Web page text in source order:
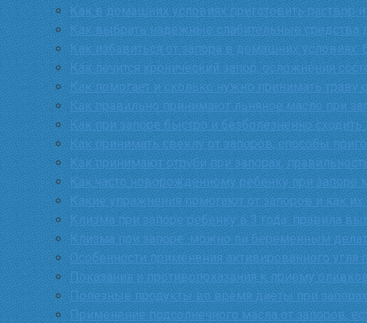
Как в домашних условиях приготовить раствор
Как выбрать надежные слабительные
Как избавиться от запора в домашних условиях:
Как лечится хронический запор, осложнения
Как помогает и сколько нужно принимать траву
Как правильно принимают льняное масло при
Как при запоре быстро и безболезненно
Как принимать свеклу от запоров, способы
Как принимают отруби при запорах,
Как часто новорожденному ребенку при запоре
Какие упражнения помогают от запоров и как
Клизма при запоре ребенку в 3 года: правила
Клизма при запоре: можно ли беременным
Особенности применения активированного
Показания и противопоказания к приему
Полезные продукты во время диеты при
Применение подсолнечного масла от запоров,